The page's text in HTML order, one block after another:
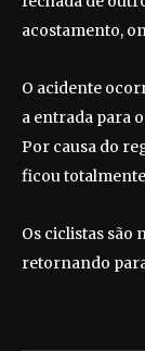
acostamento,
O acidente
a entrada para
Por causa do
ficou
Os ciclistas são
retornando